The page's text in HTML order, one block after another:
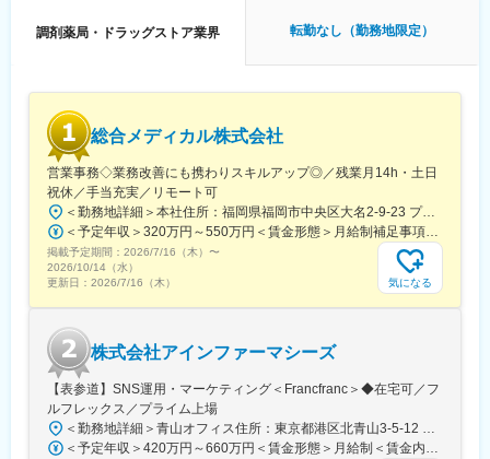
調剤薬局・ドラッグストア業界 転勤なし（勤務地限定）
総合メディカル株式会社
営業事務◇業務改善にも携わりスキルアップ◎／残業月14h・土日
祝休／手当充実／リモート可
＜勤務地詳細＞本社住所：福岡県福岡市中央区大名2-9-23 プリオ福岡ビル勤務地最寄駅：地下鉄空港線／天神駅受動喫煙対策：屋内全面禁煙変更の範囲：会社の定める事業所
＜予定年収＞320万円～550万円＜賃金形態＞月給制補足事項なし＜賃金内訳＞月額（基本給）：200,000円～246,000円その他固定手当/月：20,000円～110,000円＜月給＞220,000円～356,000円＜昇給有無＞有＜残業手当＞有＜給与補足＞※実際の年収は面談・面接後に経歴や能力に応じて決定します※求人票の想定年収に当てはまらないケースも発生する可能性があります賞与年2回（2025年度実績4.4ヶ月）、昇給年1回住宅補助手当、家族手当、残業手当、休日出勤手当など賃金はあくまでも目安の金額であり、選考を通じて上下する可能性があります。月給(月額)は固定手当を含めた表記です。
掲載予定期間： 2026/7/16（木） 〜
2026/10/14（水）
更新日： 2026/7/16（木） 気になる
株式会社アインファーマシーズ
【表参道】SNS運用・マーケティング＜Francfranc＞◆在宅可／フ
ルフレックス／プライム上場
＜勤務地詳細＞青山オフィス住所：東京都港区北青山3-5-12 青山クリスタルビルB1勤務地最寄駅：各線／表参道駅受動喫煙対策：屋内全面禁煙変更の範囲：会社の定める事業所
＜予定年収＞420万円～660万円＜賃金形態＞月給制＜賃金内訳＞月額（基本給）：260,000円～340,000円＜月給＞260,000円～340,000円＜昇給有無＞有＜残業手当＞有＜給与補足＞※上記年収には標準業績時の賞与および月20時間分の残業手当を含む賃金はあくまでも目安の金額であり、選考を通じて上下する可能性があります。月給(月額)は固定手当を含めた表記です。